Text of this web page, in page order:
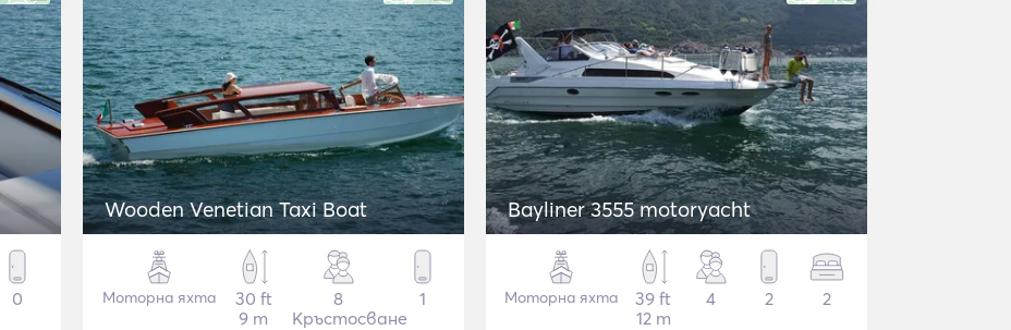
0
Wooden Venetian Taxi Boat
Моторна яхта
30 ft
9 m
8
Кръстосване
1
Bayliner 3555 motoryacht
Моторна яхта
39 ft
12 m
4 2 2